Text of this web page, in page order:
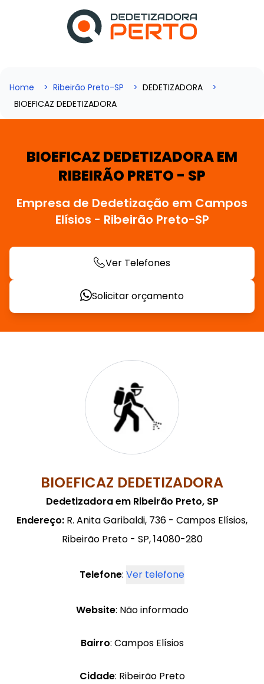
Home Ribeirão Preto-SP
DEDETIZADORA
BIOEFICAZ DEDETIZADORA
BIOEFICAZ DEDETIZADORA EM
RIBEIRÃO PRETO - SP
Empresa de Dedetização em Campos
Elísios - Ribeirão Preto-SP
Ver Telefones
Solicitar orçamento
BIOEFICAZ DEDETIZADORA
Dedetizadora em Ribeirão Preto, SP
Endereço: R. Anita Garibaldi, 736 - Campos Elísios,
Ribeirão Preto - SP, 14080-280
Telefone: Ver telefone
Website: Não informado
Bairro: Campos Elísios
Cidade: Ribeirão Preto